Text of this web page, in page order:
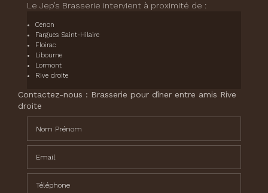
Le Jep’s Brasserie intervient à proximité de :
Cenon
Fargues Saint-Hilaire
Floirac
Libourne
Lormont
Rive droite
Contactez-nous : Brasserie pour dîner entre amis Rive
droite